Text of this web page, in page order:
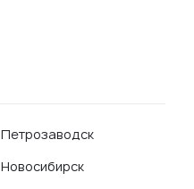
Петрозаводск
Новосибирск